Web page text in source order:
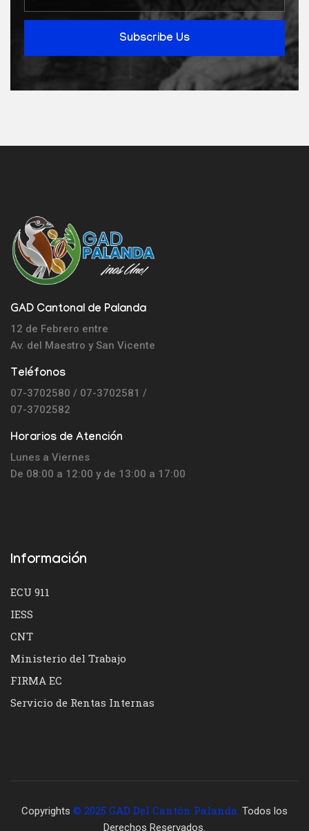
Subscribe Us
GAD Cantonal de Palanda
12 de Febrero entre
Av. del Maestro ySan Vicente
Teléfonos
07-3702580 / 07-3702581 /
07-3702582
Horarios de Atención
Lunes a Viernes
De 08:00 a 12:00 y de 13:00 a 17:00
Información
ECU 911
IESS
CNT
Ministerio del Trabajo
FIRMA EC
Servicio de Rentas Internas
Copyrights © 2025 GAD Del Cantón Palanda. Todos los
Derechos Reservados.